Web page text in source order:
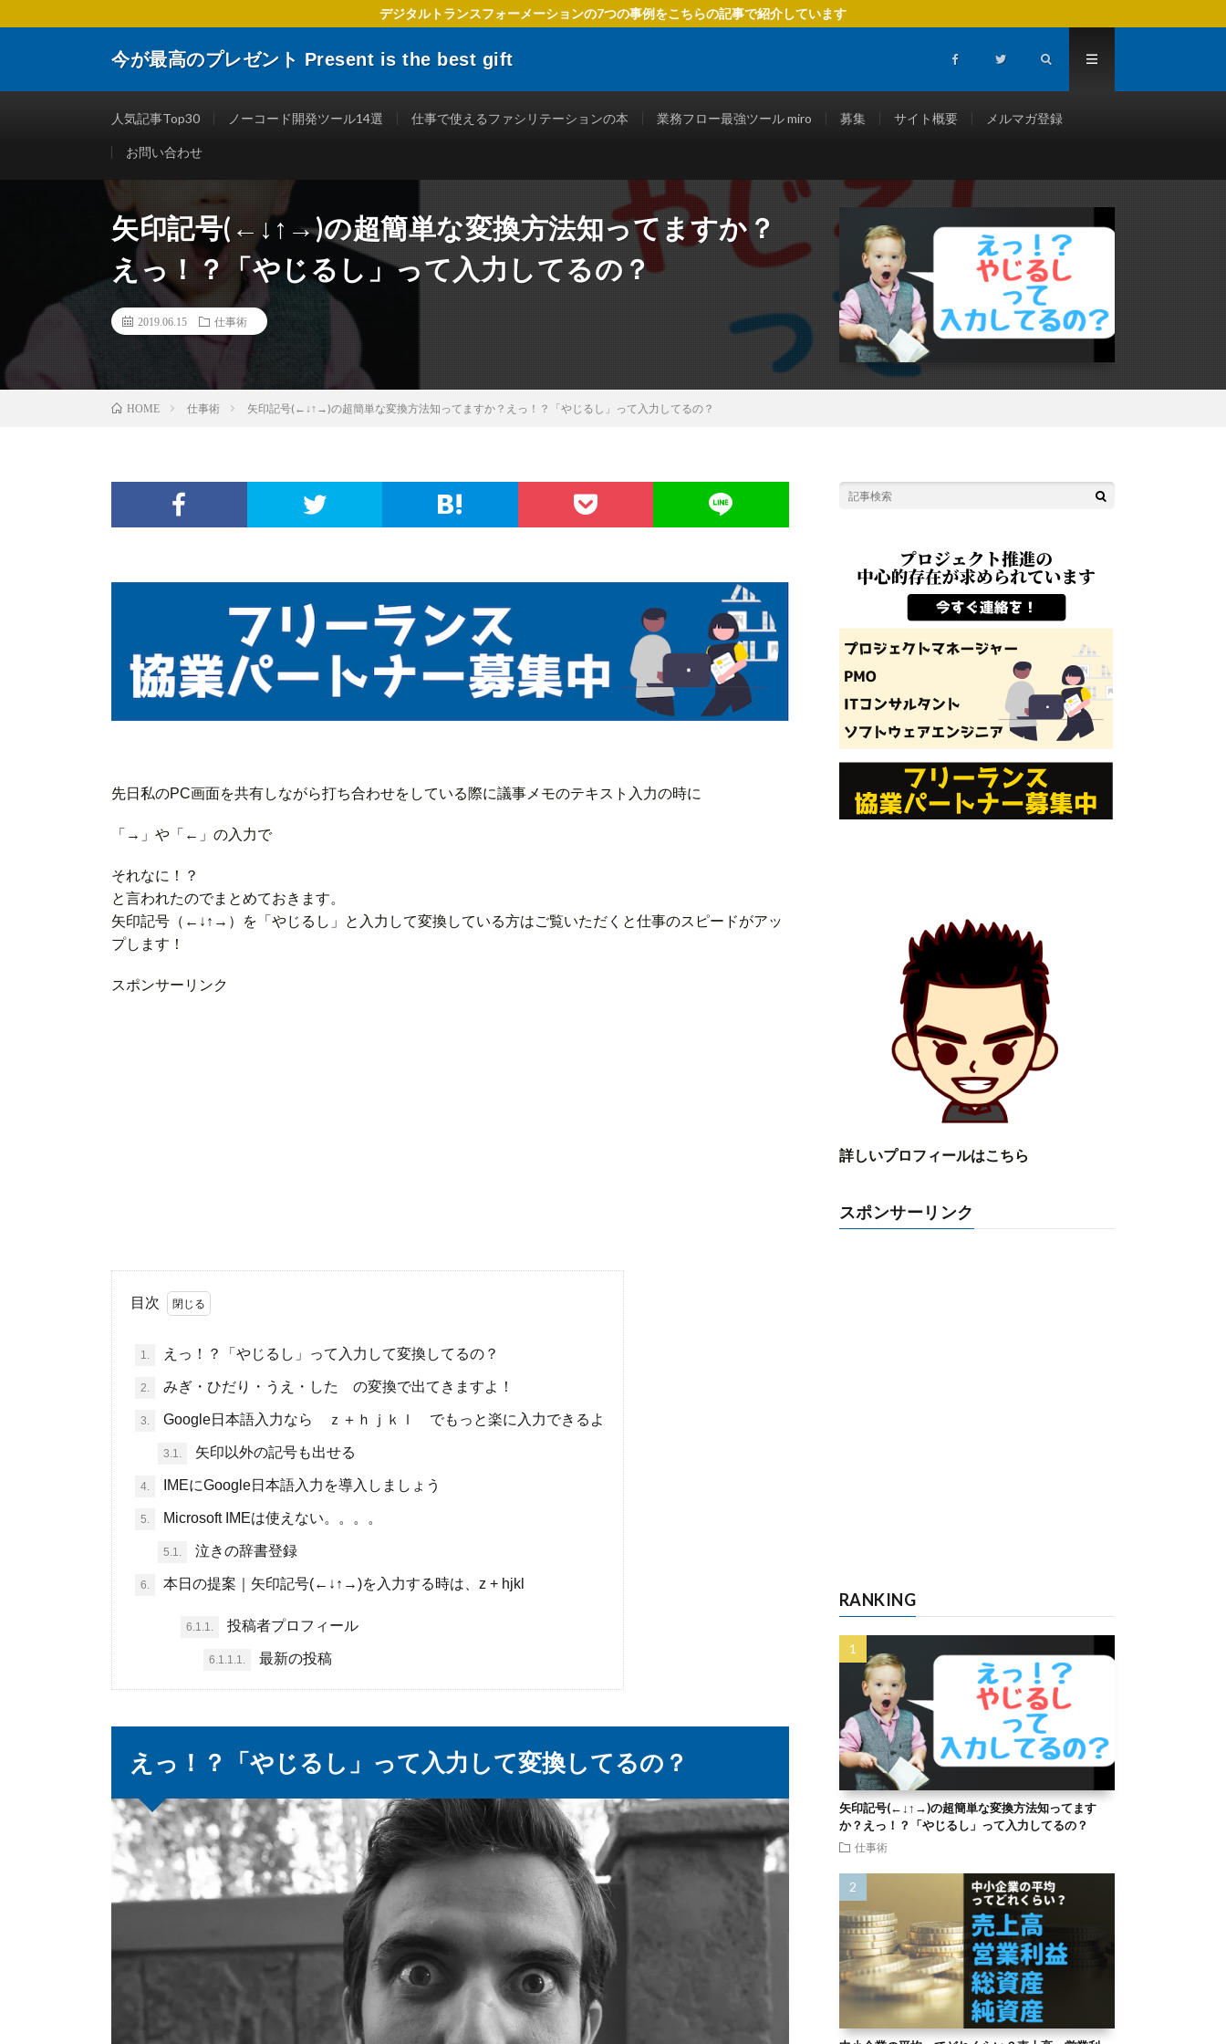
デジタルトランスフォーメーションの7つの事例をこちらの記事で紹介しています
今が最高のプレゼント Present is the best gift
楽しくする仕事術やITリテラシーを向上させるために役立つ情報を発信します。
人気記事Top30 ノーコード開発ツール14選 仕事で使えるファシリテーションの本 業務フロー最強ツール miro 募集 サイト概要 メルマガ登録
お問い合わせ
矢印記号(←↓↑→)の超簡単な変換方法知ってますか？
えっ！？「やじるし」って入力してるの？
2019.06.15 仕事術
HOME 仕事術 矢印記号(←↓↑→)の超簡単な変換方法知ってますか？えっ！？「やじるし」って入力してるの？
先日私のPC画面を共有しながら打ち合わせをしている際に議事メモのテキスト入力の時に
「→」や「←」の入力で
それなに！？
と言われたのでまとめておきます。
矢印記号（←↓↑→）を「やじるし」と入力して変換している方はご覧いただくと仕事のスピードがアッ
プします！
スポンサーリンク
目次
1. えっ！？「やじるし」って入力して変換してるの？
2. みぎ・ひだり・うえ・した の変換で出てきますよ！
3. Google日本語入力なら ｚ＋ｈｊｋｌ でもっと楽に入力できるよ
3.1. 矢印以外の記号も出せる
4. IMEにGoogle日本語入力を導入しましょう
5. Microsoft IMEは使えない。。。。
5.1. 泣きの辞書登録
6. 本日の提案｜矢印記号(←↓↑→)を入力する時は、z + hjkl
6.1.1. 投稿者プロフィール
6.1.1.1. 最新の投稿
えっ！？「やじるし」って入力して変換してるの？
詳しいプロフィールはこちら
スポンサーリンク
RANKING
矢印記号(←↓↑→)の超簡単な変換方法知ってます
か？えっ！？「やじるし」って入力してるの？
仕事術